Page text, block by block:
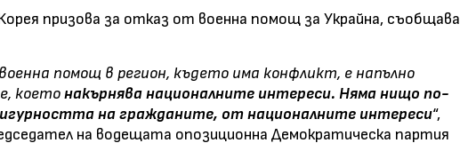
призова за отказ от военна помощ за Украйна, съобщава
помощ в регион, където има конфликт, е напълно
коетонакърнява националните интереси. Няма нищо по-
на гражданите, от националните интереси“,
на водещата опозиционна Демократическа партия